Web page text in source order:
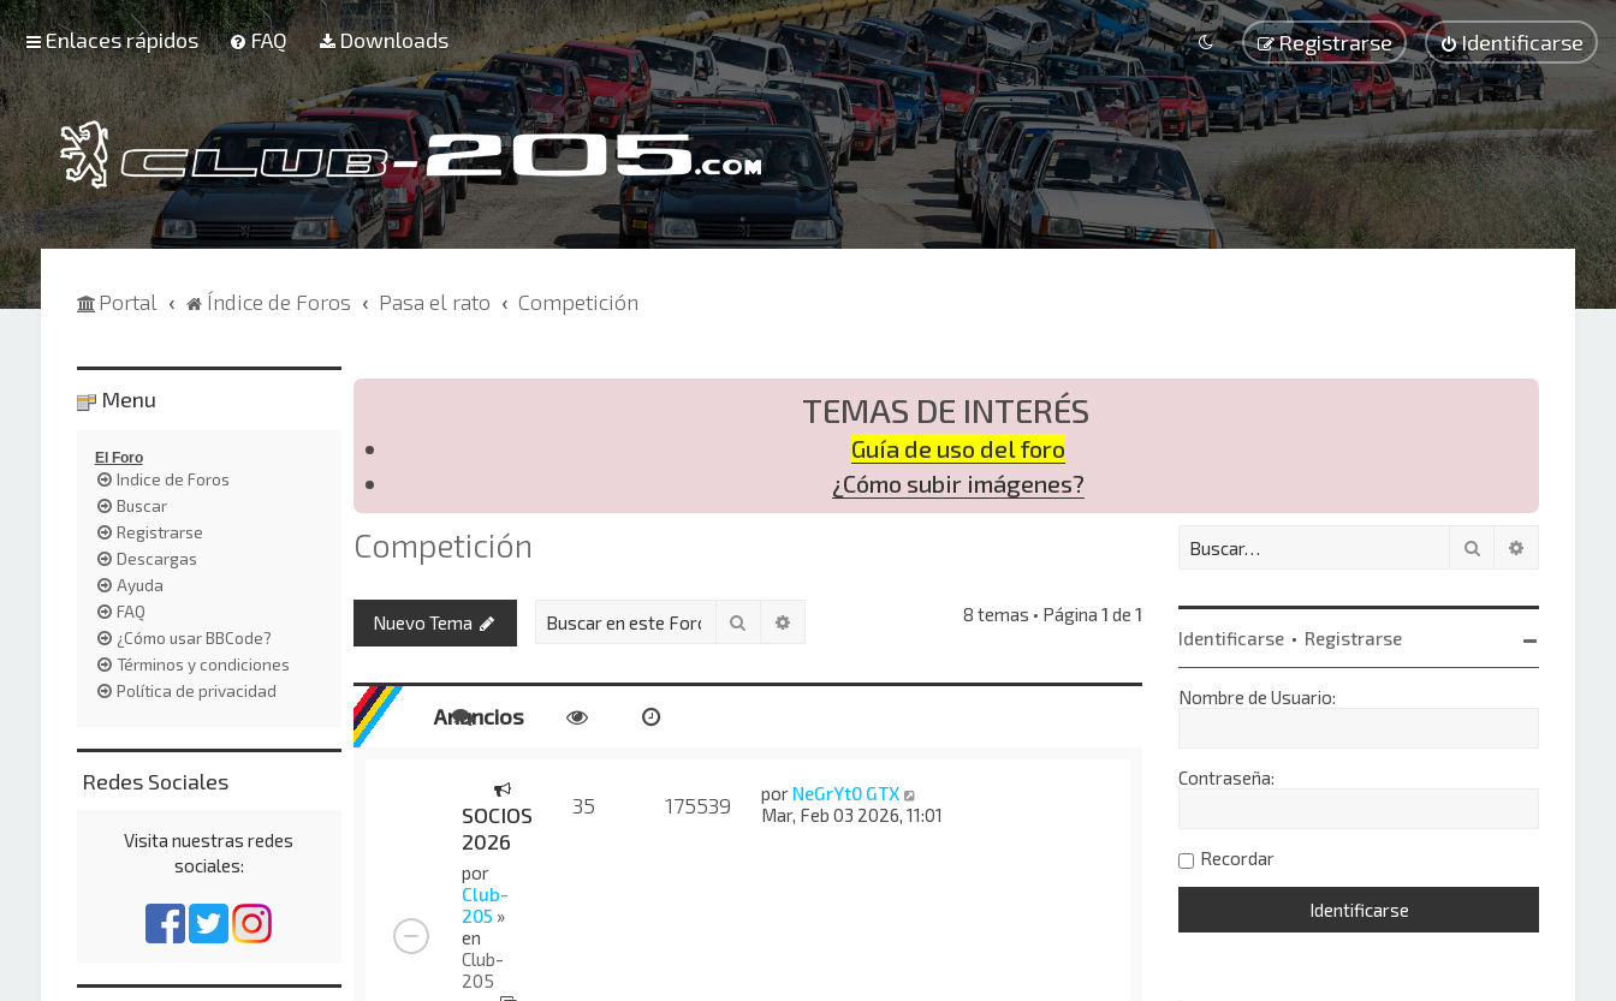
Enlaces rápidos FAQ Downloads Identificarse
Registrarse
Portal Índice de Foros Pasa el rato Competición
TEMAS DE INTERÉS
Guía de uso del foro
¿Cómo subir imágenes?
Competición
Nuevo Tema Buscar 8 temas • Página1 de1
Anuncios
SOCIOS
2026
por
Club-
205 »
en
Club-
205
35 175539 por NeGrYt0 GTX
Mar, Feb 03 2026, 11:01
Buscar
Identificarse • Registrarse
Nombre de Usuario:
Contraseña:
Recordar
Menu
El Foro
Indice de Foros
Buscar
Registrarse
Descargas
Ayuda
FAQ
¿Cómo usar BBCode?
Términos y condiciones
Política de privacidad
Redes Sociales
Visita nuestras redes
sociales: